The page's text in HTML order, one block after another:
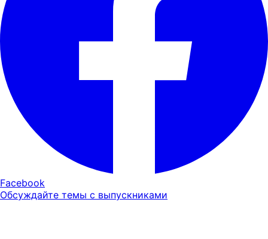
Facebook
Обсуждайте темы с выпускниками